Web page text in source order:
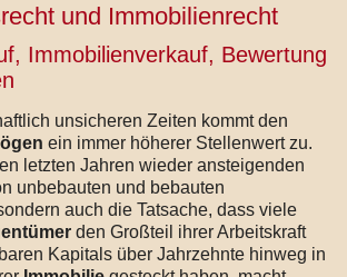
und Immobilienrecht
Immobilienverkauf, Bewertung
unsicheren Zeiten kommt den
ein immer höherer Stellenwert zu.
letzten Jahren wieder ansteigenden
unbebauten und bebauten
auch die Tatsache, dass viele
den Großteil ihrer Arbeitskraft
Kapitals über Jahrzehnte hinweg in